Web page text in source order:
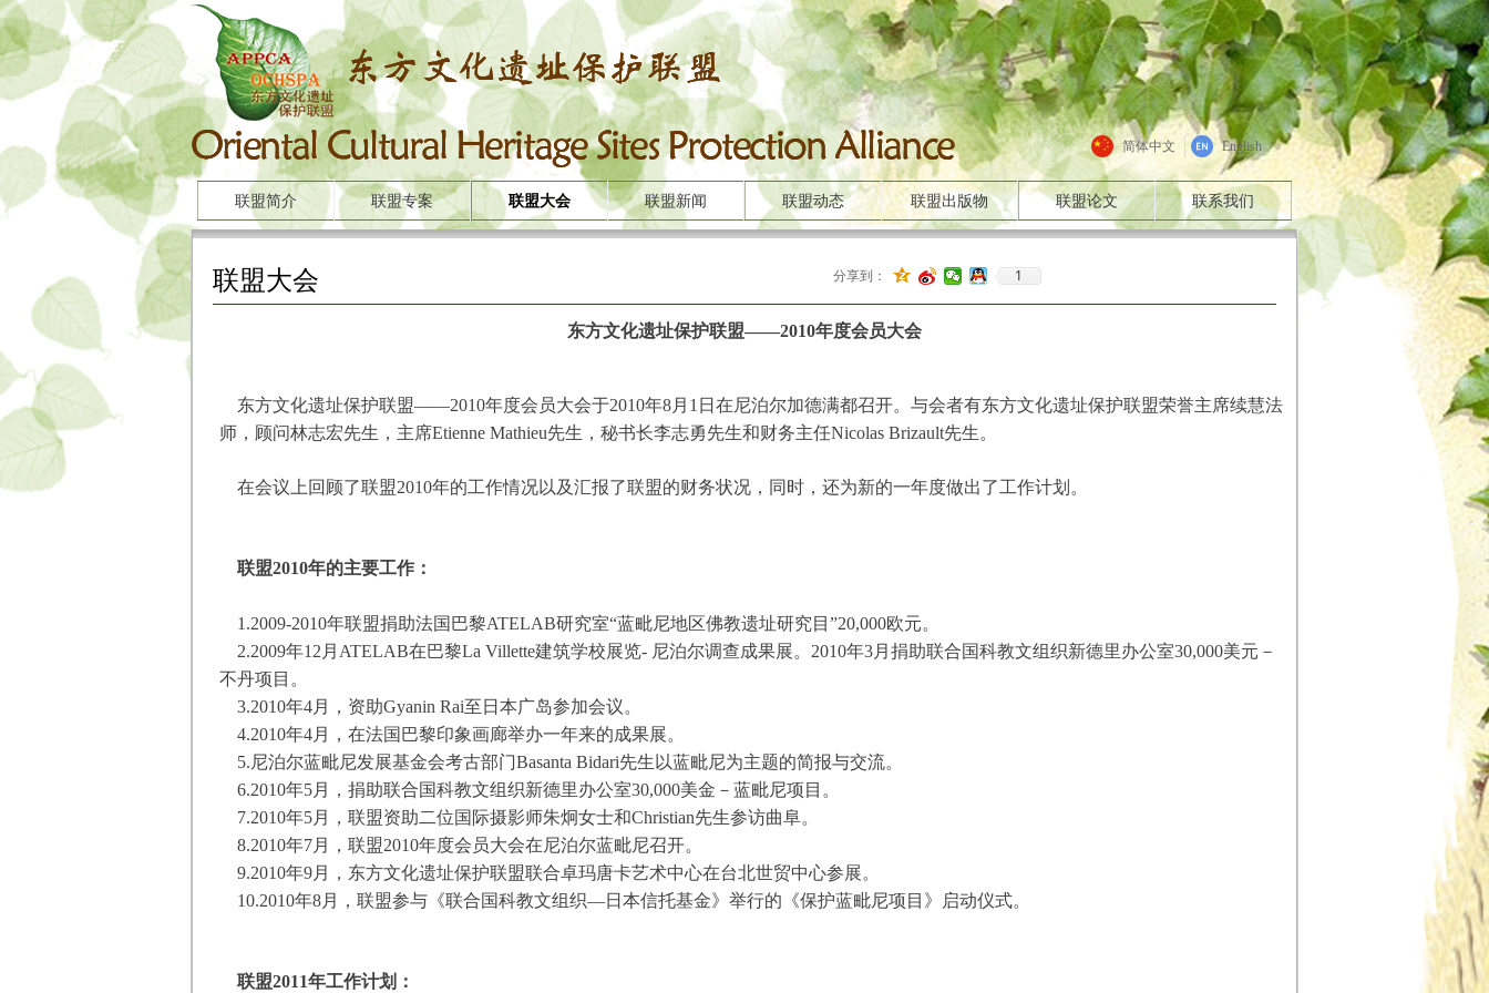
简体中文 English
联盟简介 联盟专案 联盟大会 联盟新闻 联盟动态 联盟出版物 联盟论文 联系我们
联盟大会 分享到： 1
东方文化遗址保护联盟——2010年度会员大会
东方文化遗址保护联盟——2010年度会员大会于2010年8月1日在尼泊尔加德满都召开。与会者有东方文化遗址保护联盟荣誉主席续慧法
师，顾问林志宏先生，主席Etienne Mathieu先生，秘书长李志勇先生和财务主任Nicolas Brizault先生。
在会议上回顾了联盟2010年的工作情况以及汇报了联盟的财务状况，同时，还为新的一年度做出了工作计划。
联盟2010年的主要工作：
1.2009-2010年联盟捐助法国巴黎ATELAB研究室“蓝毗尼地区佛教遗址研究目”20,000欧元。
2.2009年12月ATELAB在巴黎La Villette建筑学校展览- 尼泊尔调查成果展。 2010年3月捐助联合国科教文组织新德里办公室30,000美元－
不丹项目。
3.2010年4月，资助Gyanin Rai至日本广岛参加会议。
4.2010年4月，在法国巴黎印象画廊举办一年来的成果展。
5.尼泊尔蓝毗尼发展基金会考古部门Basanta Bidari先生以蓝毗尼为主题的简报与交流。
6.2010年5月，捐助联合国科教文组织新德里办公室30,000美金－蓝毗尼项目。
7.2010年5月，联盟资助二位国际摄影师朱炯女士和Christian先生参访曲阜。
8.2010年7月，联盟2010年度会员大会在尼泊尔蓝毗尼召开。
9.2010年9月，东方文化遗址保护联盟联合卓玛唐卡艺术中心在台北世贸中心参展。
10.2010年8月，联盟参与《联合国科教文组织—日本信托基金》举行的《保护蓝毗尼项目》启动仪式。
联盟2011年工作计划：